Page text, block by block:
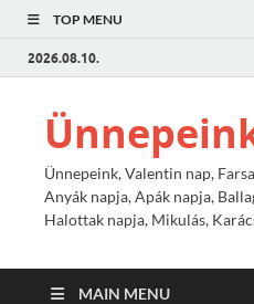
TOP MENU
2026.08.10.
Ünnepeink, Valentin nap,
Anyák napja, Apák napja,
Halottak napja, Mikulás,
MAIN MENU